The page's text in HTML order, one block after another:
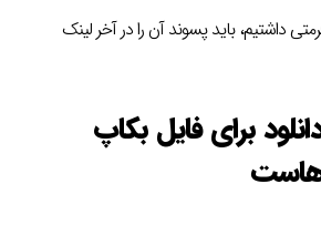
داشتیم، باید پسوند آن را در آخر لینک
برای فایل بکاپ
هاست